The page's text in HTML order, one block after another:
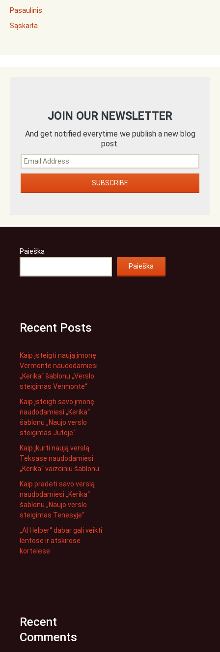
Pasaulinis
Sąskaita
JOIN OUR NEWSLETTER
And get notified everytime we publish a new blog
post.
Paieška
Paieška
Recent Posts
Kaip įsteigti naują įmonę
Vermonte naudodamiesi
„Kerika“ šablonu „Verslo
steigimas Vermonte“
Kaip įsteigti savo įmonę
naudodamiesi „Kerika“
šablonu „Naujo verslo
steigimas Jutoje“
Kaip įkurti naują verslą
Teksase naudodamiesi
„Kerika“ vaizdiniu šablonu
Kaip pradėti savo verslą
naudodamiesi „Kerika“
šablonu „Naujo verslo
steigimas Tenesyje“
„AI Helper“ dabar gali veikti
lentose ir atskirose
kortelėse
Recent
Comments